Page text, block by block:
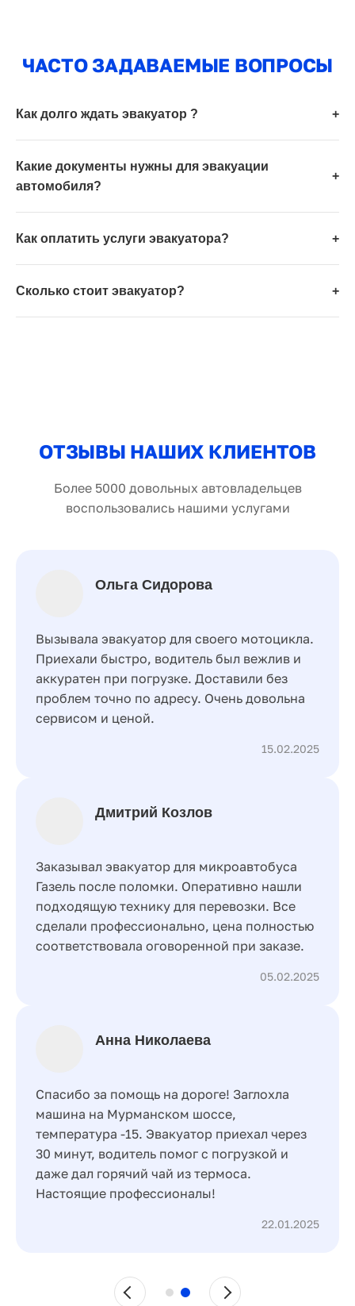
ЧАСТО ЗАДАВАЕМЫЕ ВОПРОСЫ
Как долго ждать эвакуатор ? +
Какие документы нужны для эвакуации
автомобиля?
+
Как оплатить услуги эвакуатора? +
Сколько стоит эвакуатор? +
ОТЗЫВЫ НАШИХ КЛИЕНТОВ
Более 5000 довольных автовладельцев
воспользовались нашими услугами
Ольга Сидорова
Вызывала эвакуатор для своего мотоцикла.
Приехали быстро, водитель был вежлив и
аккуратен при погрузке. Доставили без
проблем точно по адресу. Очень довольна
сервисом и ценой.
15.02.2025
Дмитрий Козлов
Заказывал эвакуатор для микроавтобуса
Газель после поломки. Оперативно нашли
подходящую технику для перевозки. Все
сделали профессионально, цена полностью
соответствовала оговоренной при заказе.
05.02.2025
Анна Николаева
Спасибо за помощь на дороге! Заглохла
машина на Мурманском шоссе,
температура -15. Эвакуатор приехал через
30 минут, водитель помог с погрузкой и
даже дал горячий чай из термоса.
Настоящие профессионалы!
22.01.2025